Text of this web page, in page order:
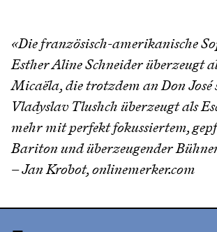
«Die französisch-amerikanische
Esther Aline Schneider überzeugt
Micaëla, die trotzdem an Don José
Vladyslav Tlushch überzeugt als
mehr mit perfekt fokussiertem,
Bariton und überzeugender
– Jan Krobot, onlinemerker.com